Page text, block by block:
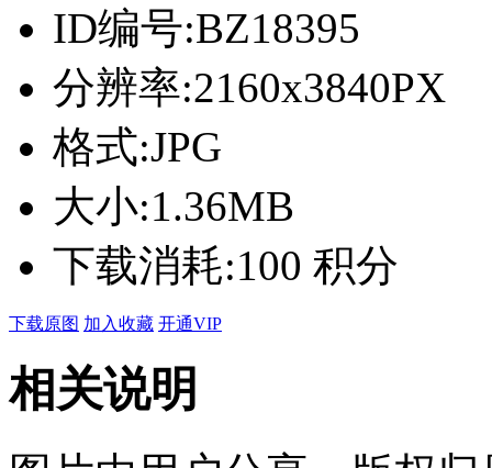
ID编号:BZ18395
分辨率:2160x3840PX
格式:JPG
大小:1.36MB
下载消耗:100 积分
下载原图 加入收藏 开通VIP
相关说明